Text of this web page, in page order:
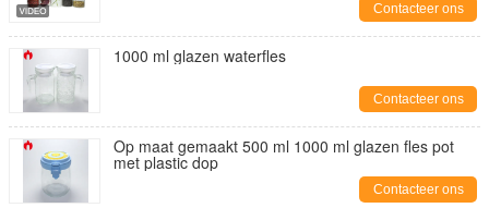
Contacteer ons
1000 ml glazen waterfles
Contacteer ons
Op maat gemaakt 500 ml 1000 ml glazen fles pot
met plastic dop
Contacteer ons